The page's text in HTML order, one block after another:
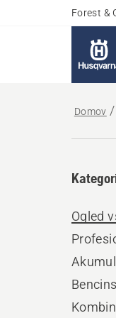
Forest &
Domov
Ogled